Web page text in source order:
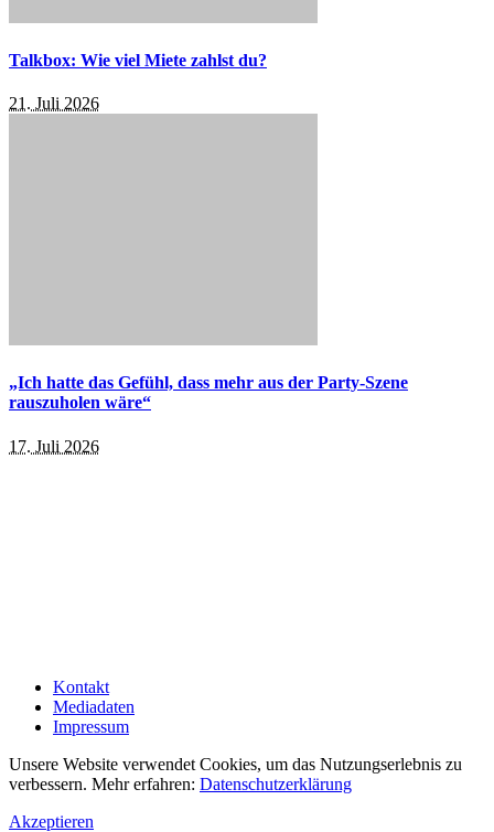
Talkbox: Wie viel Miete zahlst du?
21. Juli 2026
„Ich hatte das Gefühl, dass mehr aus der Party-Szene
rauszuholen wäre“
17. Juli 2026
Kontakt
Mediadaten
Impressum
Unsere Website verwendet Cookies, um das Nutzungserlebnis zu
verbessern. Mehr erfahren: Datenschutzerklärung
Akzeptieren